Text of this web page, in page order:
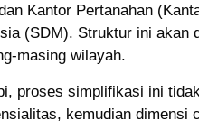
Kantor Pertanahan
(SDM). Struktur ini akan
masing wilayah.
proses simplifikasi ini
kemudian dimensi